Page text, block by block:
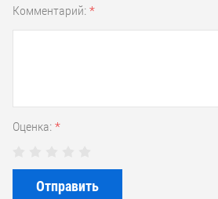
Комментарий: *
Оценка: *
Отправить